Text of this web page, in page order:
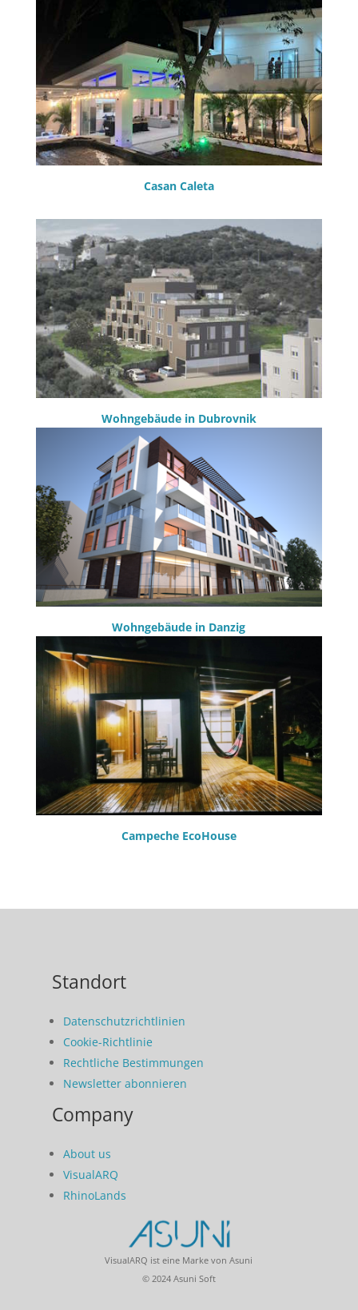
Casan Caleta
Wohngebäude in Dubrovnik
Wohngebäude in Danzig
Campeche EcoHouse
Standort
Datenschutzrichtlinien
Cookie-Richtlinie
Rechtliche Bestimmungen
Newsletter abonnieren
Company
About us
VisualARQ
RhinoLands
VisualARQ ist eine Marke von Asuni
© 2024 Asuni Soft